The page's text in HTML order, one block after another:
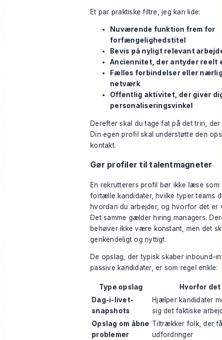
Et par praktiske filtre, jeg kan lide:
Nuværende funktion frem for
forfængelighedstitel
Bevis på nyligt relevant
Anciennitet, der antyder reelt
Fælles forbindelser eller
netværk
Offentlig aktivitet, der giver
personaliseringsvinkel
Derefter skal du tage fat på det trin,
Din egen profil skal understøtte den
kontakt.
Gør profiler til talentmagneter
En rekrutterers profil bør ikke læse som
fortælle kandidater, hvilke typer teams
hvordan du arbejder, og hvorfor det er
Det samme gælder hiring managers.
behøver ikke være konstant, men det
genkendeligt og nyttigt.
De opslag, der typisk skaber inbound-
passive kandidater, er som regel enkle:
Type opslag
Hvorfor
Dag-i-livet-
snapshots
Hjælper kandidater
sig det faktiske
Opslag om åbne
problemer
Tiltrækker folk, der
udfordringer